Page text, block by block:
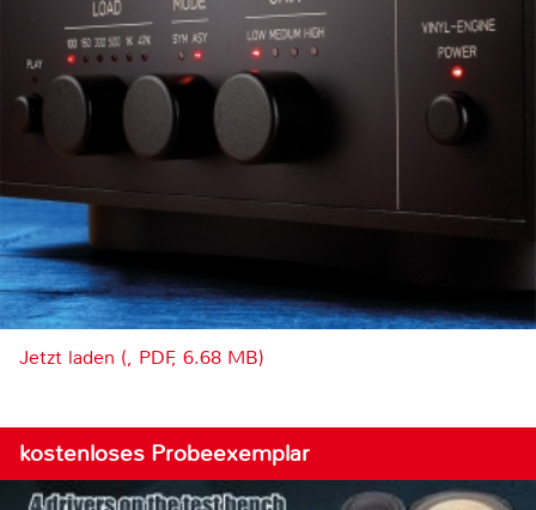
Jetzt laden (, PDF, 6.68 MB)
kostenloses Probeexemplar